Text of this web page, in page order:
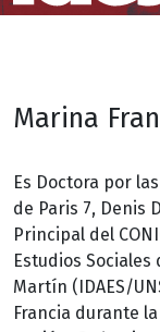
Marina
Es Doctora por
de Paris 7, Denis
Principal del
Estudios
Martín (IDAES/
Francia durante